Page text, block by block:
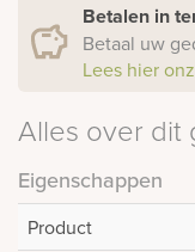
Betalen in
Betaal uw
Lees hier
Alles over dit
Eigenschappen
Product